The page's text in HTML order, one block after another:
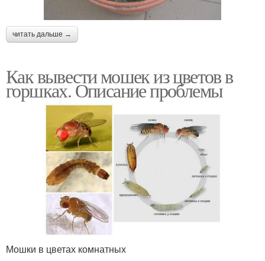
читать дальше →
Как вывести мошек из цветов в
горшках. Описание проблемы
Мошки в цветах комнатных